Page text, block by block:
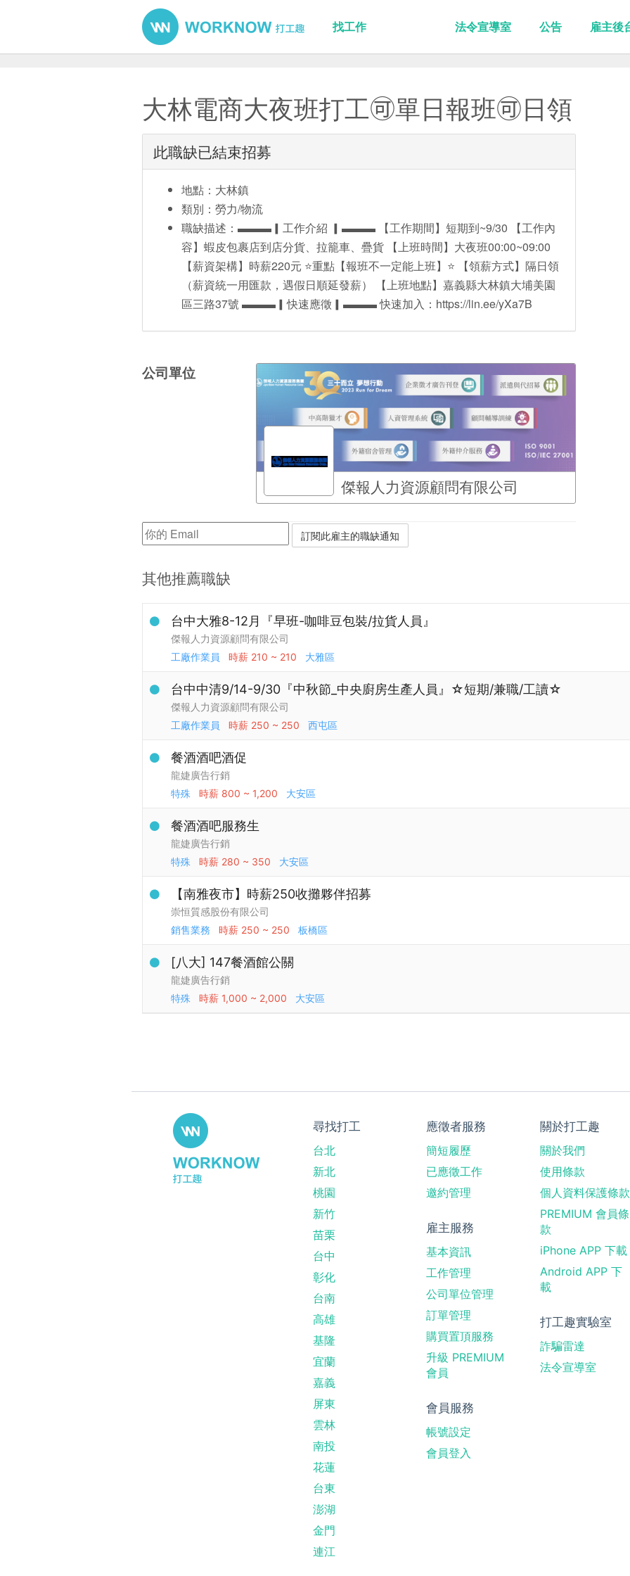
找工作 法令宣導室 公告 雇主後
大林電商大夜班打工🉑單日報班🉑日領
此職缺已結束招募
地點：大林鎮
類別：勞力/物流
職缺描述：▬▬▬▎工作介紹 ▎▬▬▬ 【工作期間】短期到~9/30 【工作內
容】蝦皮包裹店到店分貨、拉籠車、疊貨 【上班時間】大夜班00:00~09:00
【薪資架構】時薪220元 ⭐️重點【報班不一定能上班】⭐️ 【領薪方式】隔日領
（薪資統一用匯款，遇假日順延發薪） 【上班地點】嘉義縣大林鎮大埔美園
區三路37號 ▬▬▬▎快速應徵▎▬▬▬ 快速加入：https://lin.ee/yXa7B
公司單位
傑報人力資源顧問有限公司
其他推薦職缺
台中大雅8-12月『早班-咖啡豆包裝/拉貨人員』
傑報人力資源顧問有限公司
工廠作業員
時薪 210 ~ 210 大雅區
台中中清9/14-9/30『中秋節_中央廚房生產人員』☆短期/兼職/工讀☆
傑報人力資源顧問有限公司
工廠作業員
時薪 250 ~ 250 西屯區
餐酒酒吧酒促
龍婕廣告行銷
特殊
時薪 800 ~ 1,200 大安區
餐酒酒吧服務生
龍婕廣告行銷
特殊
時薪 280 ~ 350 大安區
【南雅夜市】時薪250收攤夥伴招募
崇恒質感股份有限公司
銷售業務
時薪 250 ~ 250 板橋區
[八大] 147餐酒館公關
龍婕廣告行銷
特殊
時薪 1,000 ~ 2,000 大安區
尋找打工
台北
新北
桃園
新竹
苗栗
台中
彰化
台南
高雄
基隆
宜蘭
嘉義
屏東
雲林
南投
花蓮
台東
澎湖
金門
連江
應徵者服務
簡短履歷
已應徵工作
邀約管理
雇主服務
基本資訊
工作管理
公司單位管理
訂單管理
購買置頂服務
升級 PREMIUM
會員
會員服務
帳號設定
會員登入
關於打工趣
關於我們
使用條款
個人資料保護條款
PREMIUM 會員條
款
iPhone APP 下載
Android APP 下
載
打工趣實驗室
詐騙雷達
法令宣導室